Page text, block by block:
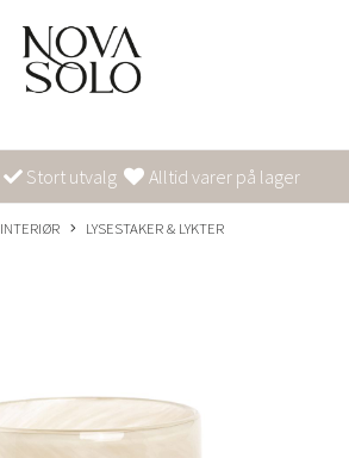
Stort utvalg Alltid varer på lager
INTERIØR LYSESTAKER & LYKTER